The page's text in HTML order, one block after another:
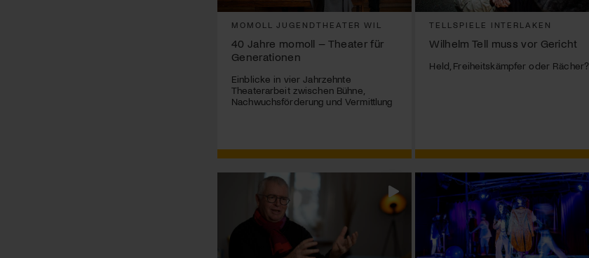
MOMOLL JUGENDTHEATER WIL
40 Jahre momoll – Theater für
Generationen
Einblicke in vier Jahrzehnte
Theaterarbeit zwischen Bühne,
Nachwuchsförderung und Vermittlung
TELLSPIELE INTERLAKEN
Wilhelm Tell muss vor Gericht
Held, Freiheitskämpfer oder Rächer?